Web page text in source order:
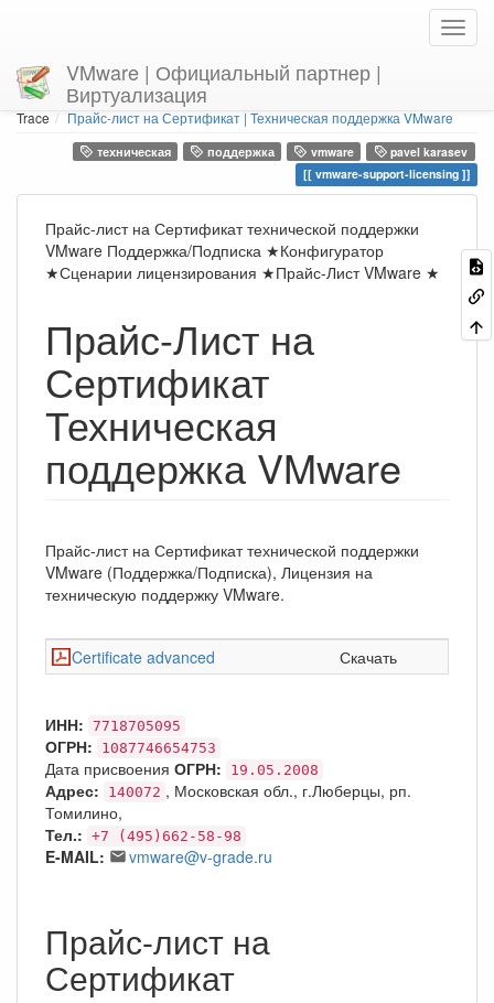
VMware | Официальный партнер |
Виртуализация
You are here
Home
Trace
Прайс-лист на Сертификат | Техническая поддержка VMware
техническая поддержка vmware
pavel karasev
vmware-support-licensing
Прайс-лист на Сертификат технической поддержки
VMware Поддержка/Подписка ★Конфигуратор
★Сценарии лицензирования ★Прайс-Лист VMware ★
Прайс-Лист на
Сертификат
Техническая
поддержка VMware
Прайс-лист на Сертификат технической поддержки
VMware (Поддержка/Подписка), Лицензия на
техническую поддержку VMware.
Certificate advanced Скачать
ИНН: 7718705095
ОГРН: 1087746654753
Дата присвоения ОГРН: 19.05.2008
Адрес: 140072 , Московская обл., г.Люберцы, рп.
Томилино,
Тел.: +7 (495)662-58-98
E-MAIL: vmware@v-grade.ru
Прайс-лист на
Сертификат